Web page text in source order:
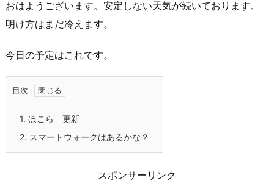
おはようございます。安定しない天気が続いております。
明け方はまだ冷えます。
今日の予定はこれです。
目次
1. ほこら 更新
2. スマートウォークはあるかな？
スポンサーリンク